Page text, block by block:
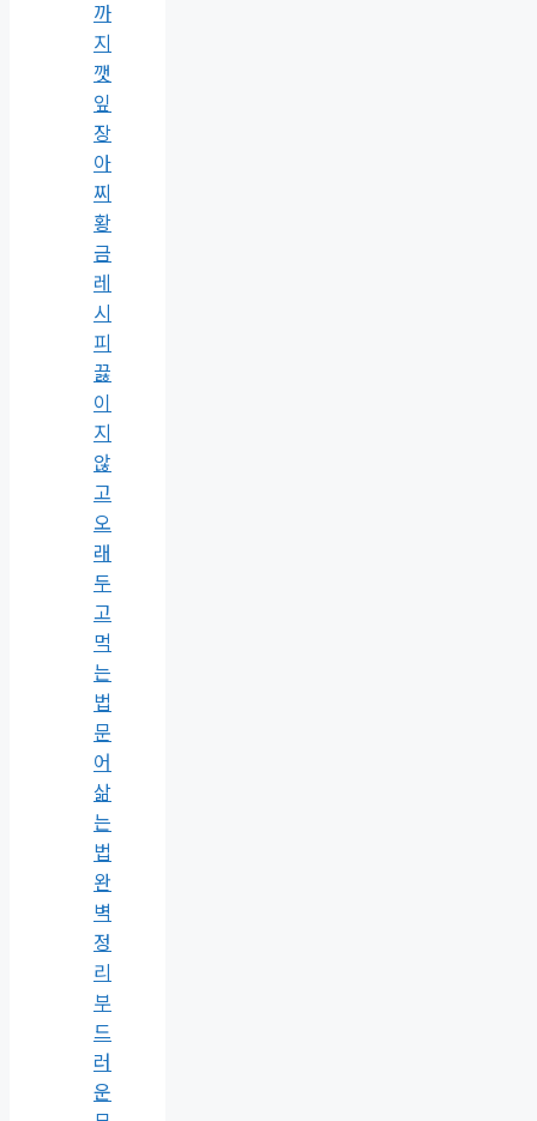
까
지
깻
잎
장
아
찌
황
금
레
시
피
끓
이
지
않
고
오
래
두
고
먹
는
법
문
어
삶
는
법
완
벽
정
리
부
드
러
운